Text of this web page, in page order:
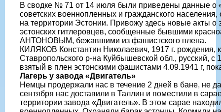
В сводке № 71 от 14 июля были приведены данные о
советских военнопленных и гражданского
на территории Эстонии. Привожу здесь новые акты о
эстонских гитлеровцев, сообщенные бывшими
АНТОНОВЫМ, бежавшими из фашистского плена.
КИЛЯКОВ Константин Николаевич, 1917 г. рождения,
Ставропольского р-на Куйбышевской обл., русский,
взятый в плен эстонскими фашистами 4.09.1941 г,
Лагерь у завода «Двигатель»
Немцы продержали нас в течение 2 дней в бане, не
сентября нас доставили в Таллин и поместили в
территории завода «Двигатель». В этом сарае